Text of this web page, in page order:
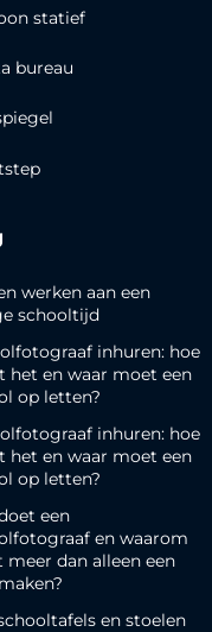
statief
bureau
werken aan een
schooltijd
inhuren: hoe
het en waar moet een
op letten?
inhuren: hoe
het en waar moet een
op letten?
een
en waarom
meer dan alleen een
en stoelen